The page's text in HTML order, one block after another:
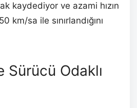
kaydediyor ve azami hızın
km/sa ile sınırlandığını
Sürücü Odaklı